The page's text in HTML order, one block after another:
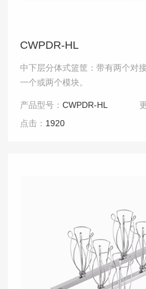
CWPDR-HL
中下层分体式篮筐：带有两个对
一个或两个模块。
产品型号：CWPDR-HL
点击： 1920